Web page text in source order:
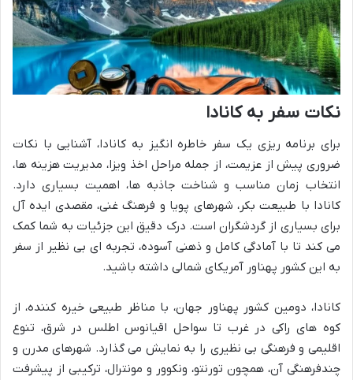
نکات سفر به کانادا
برای برنامه ریزی یک سفر خاطره انگیز به کانادا، آشنایی با نکات
ضروری پیش از عزیمت، از جمله مراحل اخذ ویزا، مدیریت هزینه ها،
انتخاب زمان مناسب و شناخت جاذبه ها، اهمیت بسیاری دارد.
کانادا با طبیعت بکر، شهرهای پویا و فرهنگ غنی، مقصدی ایده آل
برای بسیاری از گردشگران است. درک دقیق این جزئیات به شما کمک
می کند تا با آمادگی کامل و ذهنی آسوده، تجربه ای بی نظیر از سفر
به این کشور پهناور آمریکای شمالی داشته باشید.
کانادا، دومین کشور پهناور جهان، با مناظر طبیعی خیره کننده، از
کوه های راکی در غرب تا سواحل اقیانوس اطلس در شرق، تنوع
اقلیمی و فرهنگی بی نظیری را به نمایش می گذارد. شهرهای مدرن و
چندفرهنگی آن، همچون تورنتو، ونکوور و مونترال، ترکیبی از پیشرفت